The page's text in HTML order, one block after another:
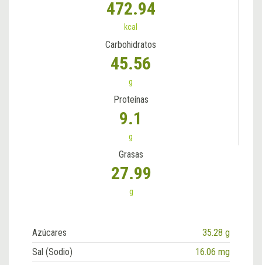
472.94
kcal
Carbohidratos
45.56
g
Proteínas
9.1
g
Grasas
27.99
g
Azúcares
35.28 g
Sal (Sodio)
16.06 mg